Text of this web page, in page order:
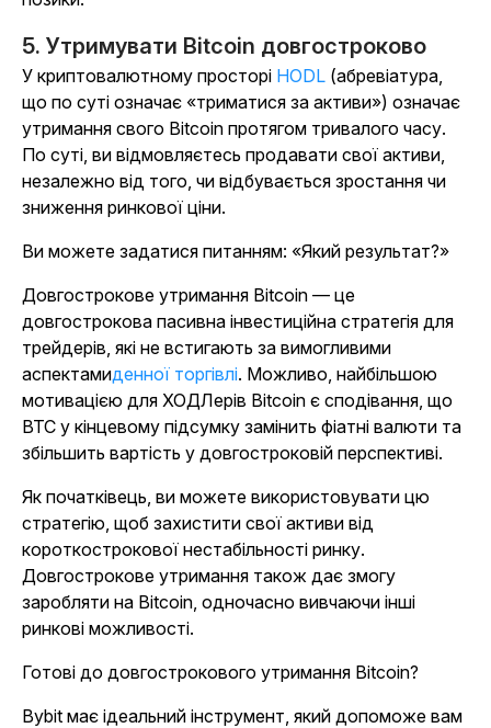
5. Утримувати Bitcoin довгостроково
У криптовалютному просторі HODL (абревіатура,
що по суті означає «триматися за активи») означає
утримання свого Bitcoin протягом тривалого часу.
По суті, ви відмовляєтесь продавати свої активи,
незалежно від того, чи відбувається зростання чи
зниження ринкової ціни.
Ви можете задатися питанням: «Який результат?»
Довгострокове утримання Bitcoin — це
довгострокова пасивна інвестиційна стратегія для
трейдерів, які не встигають за вимогливими
аспектамиденної торгівлі. Можливо, найбільшою
мотивацією для ХОДЛерів Bitcoin є сподівання, що
BTC у кінцевому підсумку замінить фіатні валюти та
збільшить вартість у довгостроковій перспективі.
Як початківець, ви можете використовувати цю
стратегію, щоб захистити свої активи від
короткострокової нестабільності ринку.
Довгострокове утримання також дає змогу
заробляти на Bitcoin, одночасно вивчаючи інші
ринкові можливості.
Готові до довгострокового утримання Bitcoin?
Bybit має ідеальний інструмент, який допоможе вам